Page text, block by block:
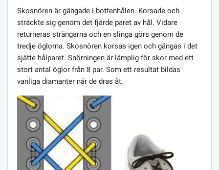
Skosnören är gängade i bottenhålen. Korsade och
sträckte sig genom det fjärde paret av hål. Vidare
returneras strängarna och en slinga görs genom de
tredje öglorna. Skosnören korsas igen och gängas i det
sjätte hålparet. Snörningen är lämplig för skor med ett
stort antal öglor från 8 par. Som ett resultat bildas
vanliga diamanter när de dras åt.